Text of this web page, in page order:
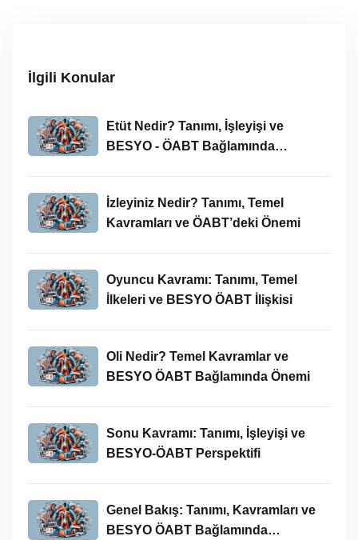
İlgili Konular
Etüt Nedir? Tanımı, İşleyişi ve
BESYO - ÖABT Bağlamında
İzleyiniz Nedir? Tanımı, Temel
Kavramları ve ÖABT’deki Önemi
Oyuncu Kavramı: Tanımı, Temel
İlkeleri ve BESYO ÖABT İlişkisi
Oli Nedir? Temel Kavramlar ve
BESYO ÖABT Bağlamında Önemi
Sonu Kavramı: Tanımı, İşleyişi ve
BESYO-ÖABT Perspektifi
Genel Bakış: Tanımı, Kavramları ve
BESYO ÖABT Bağlamında